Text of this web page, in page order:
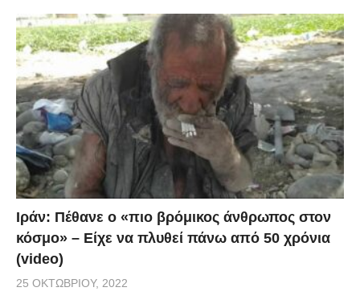
Ιράν: Πέθανε ο «πιο βρόμικος άνθρωπος στον
κόσμο» – Είχε να πλυθεί πάνω από 50 χρόνια
(video)
25 ΟΚΤΩΒΡΊΟΥ, 2022